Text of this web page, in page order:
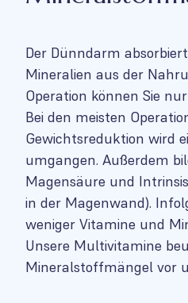
Der Dünndarm
Mineralien aus der
Operation können Sie
Bei den meisten
Gewichtsreduktion wird
umgangen. Außerdem
Magensäure und
in der Magenwand).
weniger Vitamine und
Unsere Multivitamine
Mineralstoffmängel vor